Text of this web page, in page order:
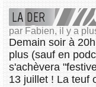
LA DER
par Fabien, il y a
Demain soir à
plus (sauf en
s'achèvera
13 juillet ! La teuf